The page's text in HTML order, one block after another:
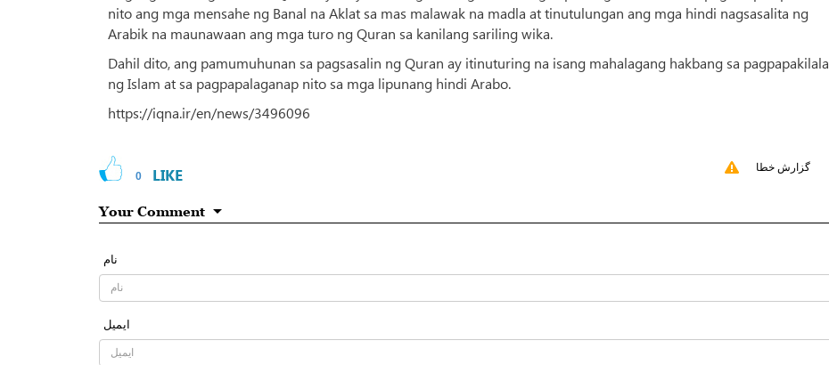
nito ang mga mensahe ng Banal na Aklat sa mas malawak na madla at tinutulungan ang mga hindi nagsasalita ng
Arabik na maunawaan ang mga turo ng Quran sa kanilang sariling wika.
Dahil dito, ang pamumuhunan sa pagsasalin ng Quran ay itinuturing na isang mahalagang hakbang sa pagpapakilala
ng Islam at sa pagpapalaganap nito sa mga lipunang hindi Arabo.
https://iqna.ir/en/news/3496096
0 LIKE گزارش خطا
Your Comment
نام
ایمیل